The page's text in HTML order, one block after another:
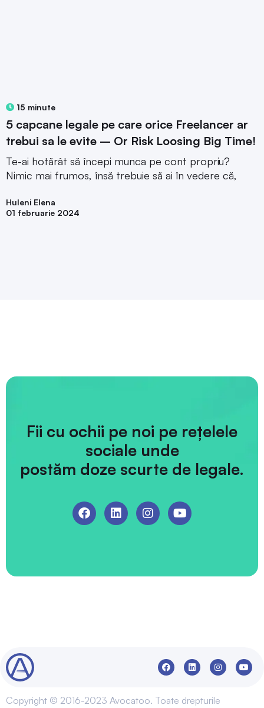
15 minute
5 capcane legale pe care orice Freelancer ar
trebui sa le evite – Or Risk Loosing Big Time!
Te-ai hotărât să începi munca pe cont propriu?
Nimic mai frumos, însă trebuie să ai în vedere că,
Huleni Elena
01 februarie 2024
Fii cu ochii pe noi pe rețelele
sociale unde
postăm doze scurte de legale.
Copyright © 2016-2023 Avocatoo. Toate drepturile